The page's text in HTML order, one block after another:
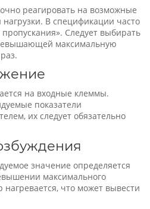
реагировать на возможные
В спецификации часто
пропускания». Следует выбирать
максимальную
на входные клеммы.
показатели
их следует обязательно
значение определяется
максимального
нагревается, что может вывести